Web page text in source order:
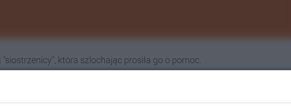
która szlochając prosiła go o pomoc.
Żeby nie poszła do więzienia - musi zapłacić.